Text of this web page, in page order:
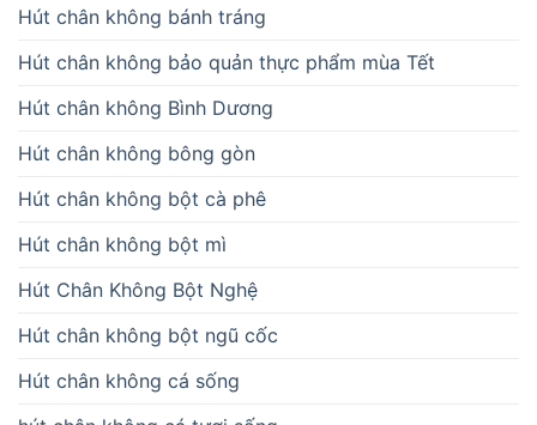
Hút chân không bánh tráng
Hút chân không bảo quản thực phẩm mùa Tết
Hút chân không Bình Dương
Hút chân không bông gòn
Hút chân không bột cà phê
Hút chân không bột mì
Hút Chân Không Bột Nghệ
Hút chân không bột ngũ cốc
Hút chân không cá sống